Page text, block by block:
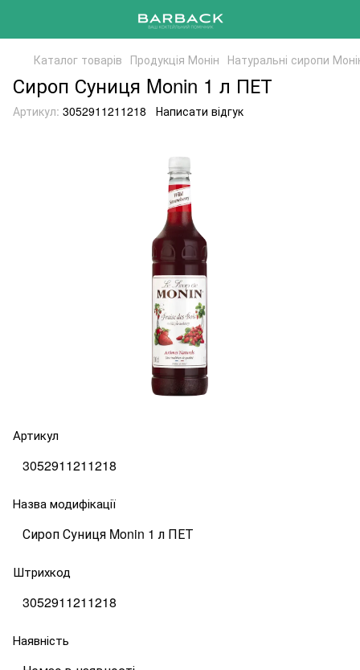
Каталог товарів Продукція Монін Натуральні сиропи
Сироп Суниця Monin 1 л ПЕТ
Артикул: 3052911211218 Написати відгук
Артикул
3052911211218
Назва модифікації
Сироп Суниця Monin 1 л ПЕТ
Штрихкод
3052911211218
Наявність